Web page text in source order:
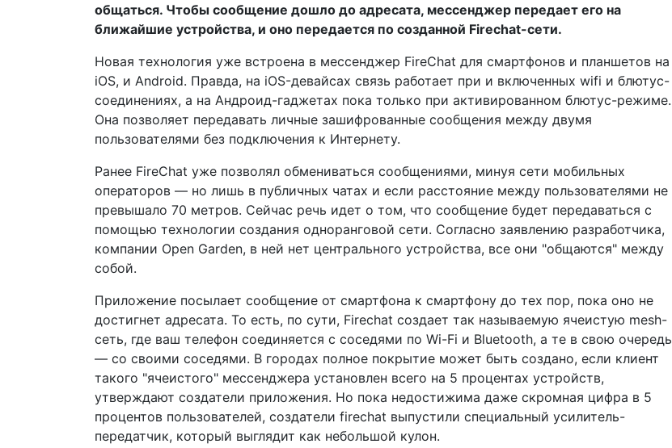
общаться. Чтобы сообщение дошло до адресата, мессенджер передает его на
ближайшие устройства, и оно передается по созданной Firechat-сети.
Новая технология уже встроена в мессенджер FireChat для смартфонов и планшетов на
iOS, и Android. Правда, на iOS-девайсах связь работает при и включенных wifi и блютус-
соединениях, а на Андроид-гаджетах пока только при активированном блютус-режиме.
Она позволяет передавать личные зашифрованные сообщения между двумя
пользователями без подключения к Интернету.
Ранее FireChat уже позволял обмениваться сообщениями, минуя сети мобильных
операторов — но лишь в публичных чатах и если расстояние между пользователями не
превышало 70 метров. Сейчас речь идет о том, что сообщение будет передаваться с
помощью технологии создания одноранговой сети. Согласно заявлению разработчика,
компании Open Garden, в ней нет центрального устройства, все они "общаются" между
собой.
Приложение посылает сообщение от смартфона к смартфону до тех пор, пока оно не
достигнет адресата. То есть, по сути, Firechat создает так называемую ячеистую mesh-
сеть, где ваш телефон соединяется с соседями по Wi-Fi и Bluetooth, а те в свою очередь
— со своими соседями. В городах полное покрытие может быть создано, если клиент
такого "ячеистого" мессенджера установлен всего на 5 процентах устройств,
утверждают создатели приложения. Но пока недостижима даже скромная цифра в 5
процентов пользователей, создатели firechat выпустили специальный усилитель-
передатчик, который выглядит как небольшой кулон.